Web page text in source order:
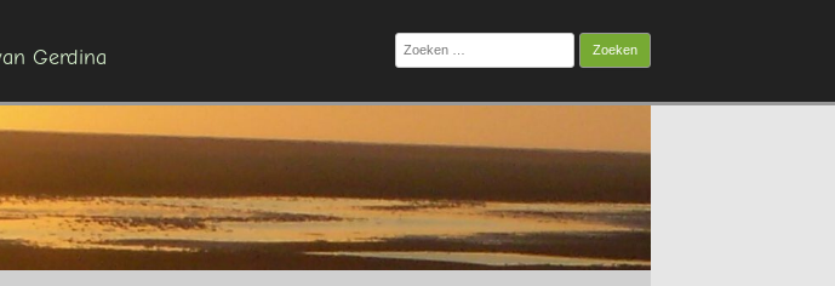
Gerdina
Zoeken
naar: